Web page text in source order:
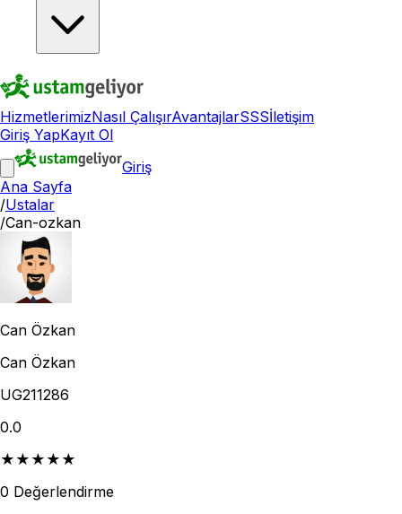
HizmetlerimizNasıl ÇalışırAvantajlarSSSİletişim
Giriş YapKayıt Ol
Giriş
Ana Sayfa
/Ustalar
/Can-ozkan
Can Özkan
Can Özkan
UG211286
0.0
★ ★ ★ ★ ★
0 Değerlendirme